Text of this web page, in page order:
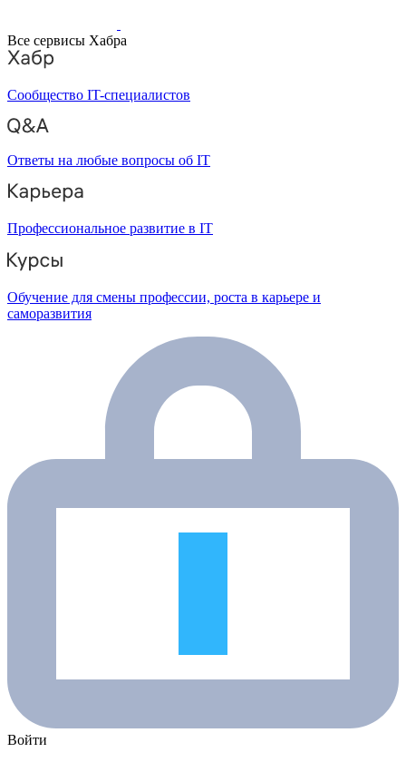
Все сервисы Хабра
Сообщество IT-специалистов
Ответы на любые вопросы об IT
Профессиональное развитие в IT
Обучение для смены профессии, роста в карьере и
саморазвития
Войти